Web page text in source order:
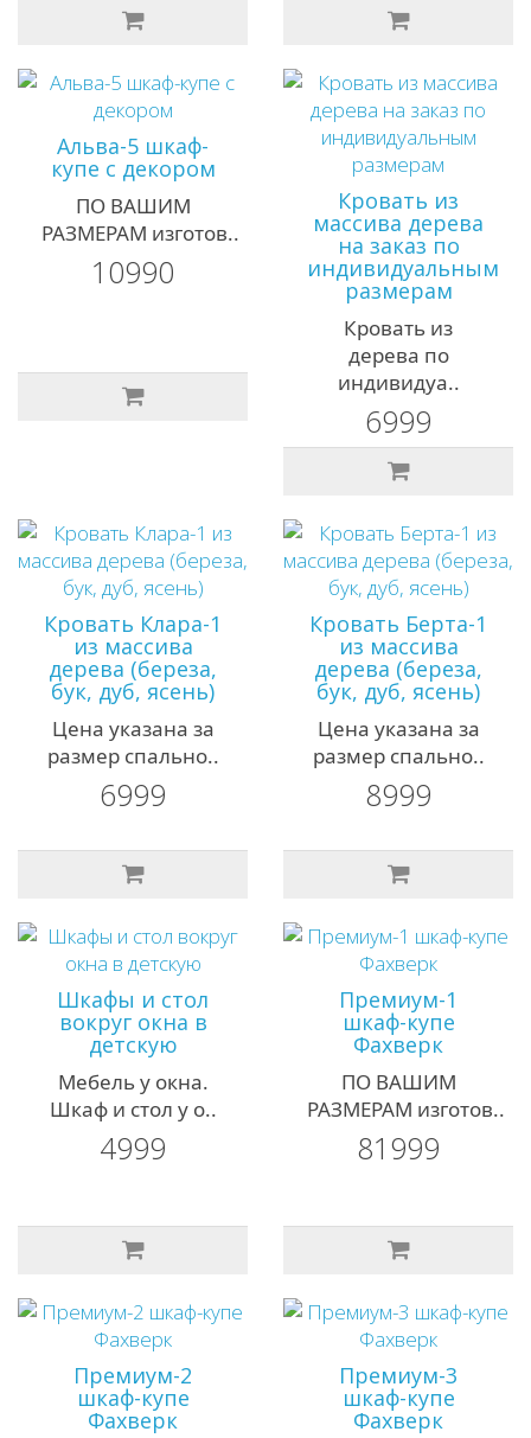
Альва-5 шкаф-
купе с декором
ПО ВАШИМ
РАЗМЕРАМ изготов..
10990
Кровать из
массива дерева
на заказ по
индивидуальным
размерам
Кровать из
дерева по
индивидуа..
6999
Кровать Клара-1
из массива
дерева (береза,
бук, дуб, ясень)
Цена указана за
размер спально..
6999
Кровать Берта-1
из массива
дерева (береза,
бук, дуб, ясень)
Цена указана за
размер спально..
8999
Шкафы и стол
вокруг окна в
детскую
Мебель у окна.
Шкаф и стол у о..
4999
Премиум-1
шкаф-купе
Фахверк
ПО ВАШИМ
РАЗМЕРАМ изготов..
81999
Премиум-2
шкаф-купе
Фахверк
Премиум-3
шкаф-купе
Фахверк